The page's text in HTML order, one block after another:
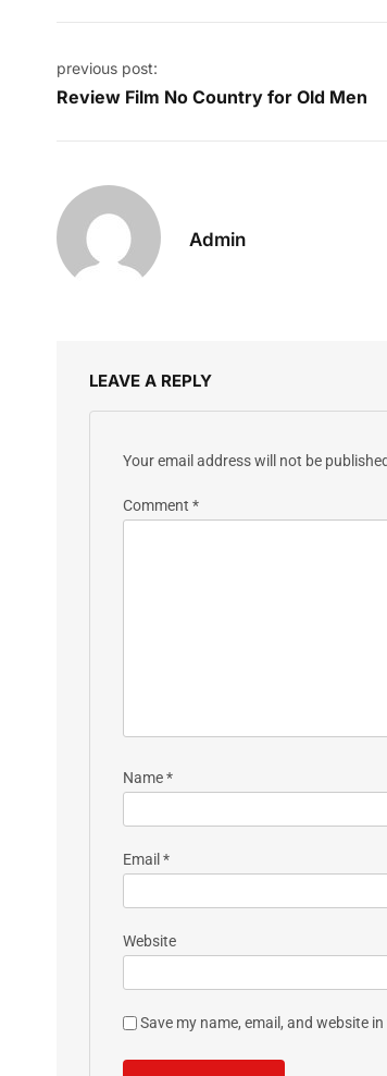
Post navigation
previous post:
Review Film No Country for Old Men
Admin
LEAVE A REPLY
Your email address will not be
Comment *
Name*
Email *
Website
Save my name, email, and website